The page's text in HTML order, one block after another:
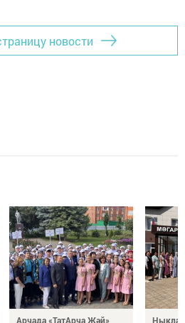
новости
Арчада «ТатАрча Җәй»
Ныклап